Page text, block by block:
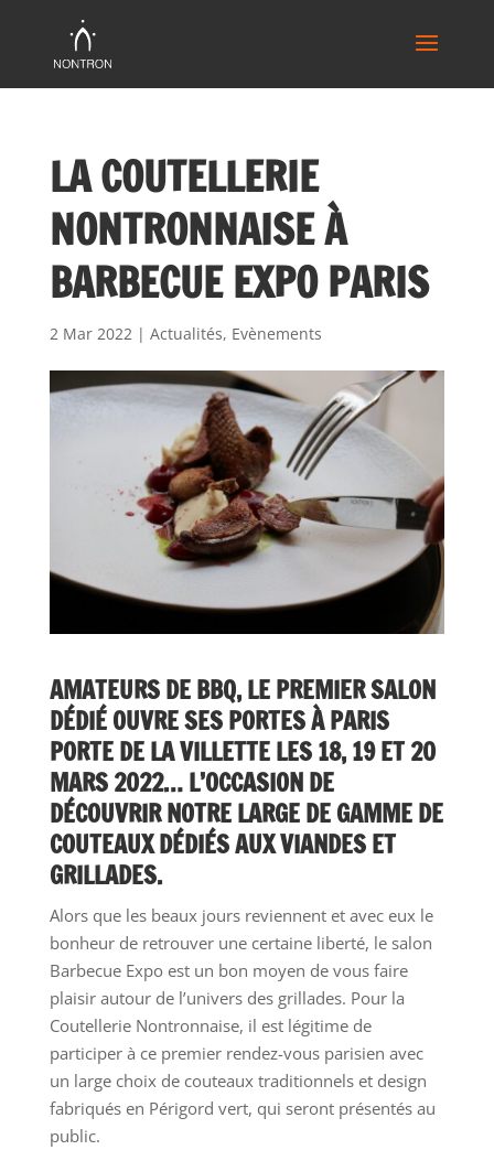
LA COUTELLERIE
NONTRONNAISE À
BARBECUE EXPO PARIS
2 Mar 2022| Actualités, Evènements
AMATEURS DE BBQ, LE PREMIER SALON
DÉDIÉ OUVRE SES PORTES À PARIS
PORTE DE LA VILLETTE LES 18, 19 ET 20
MARS 2022… L’OCCASION DE
DÉCOUVRIR NOTRE LARGE DE GAMME DE
COUTEAUX DÉDIÉS AUX VIANDES ET
GRILLADES.
Alors que les beaux jours reviennent et avec eux le
bonheur de retrouver une certaine liberté, le salon
Barbecue Expo est un bon moyen de vous faire
plaisir autour de l’univers des grillades. Pour la
Coutellerie Nontronnaise, il est légitime de
participer à ce premier rendez-vous parisien avec
un large choix de couteaux traditionnels et design
fabriqués en Périgord vert, qui seront présentés au
public.